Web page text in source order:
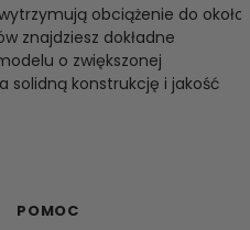
obciążenie do około
znajdziesz dokładne
o zwiększonej
solidną konstrukcję i jakość
POMOC